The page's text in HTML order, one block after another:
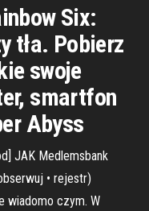
Six:
tła. Pobierz
swoje
smartfon
Abyss
JAK Medlemsbank
• rejestr)
wiadomo czym. W